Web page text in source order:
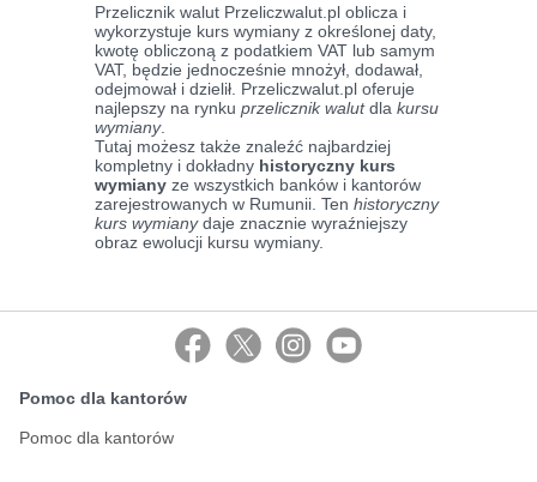
Przelicznik walut Przeliczwalut.pl oblicza i
wykorzystuje kurs wymiany z określonej daty,
kwotę obliczoną z podatkiem VAT lub samym
VAT, będzie jednocześnie mnożył, dodawał,
odejmował i dzielił. Przeliczwalut.pl oferuje
najlepszy na rynku przelicznik walutdla kursu
wymiany.
Tutaj możesz także znaleźć najbardziej
kompletny i dokładny historyczny kurs
wymiany ze wszystkich banków i kantorów
zarejestrowanych w Rumunii. Ten historyczny
kurs wymianydaje znacznie wyraźniejszy
obraz ewolucji kursu wymiany.
Pomoc dla kantorów
Pomoc dla kantorów